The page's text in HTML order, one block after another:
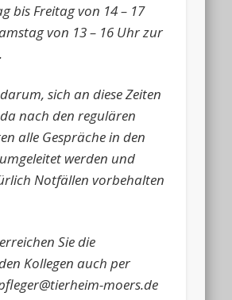
bis Freitag von 14 – 17
von 13 – 16 Uhr zur
sich an diese Zeiten
nach den regulären
alle Gespräche in den
werden und
Notfällen vorbehalten
Sie die
Kollegen auch per
moers.de